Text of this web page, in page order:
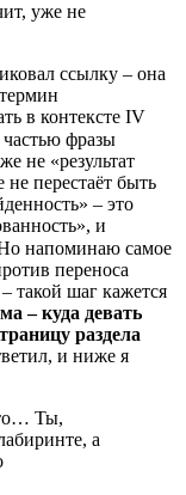
уже не
ссылку – она
в контексте IV
фразы
не «результат
перестаёт быть
– это
и
напоминаю самое
переноса
– такой шаг кажется
– куда девать
раздела
и ниже я
Ты,
а